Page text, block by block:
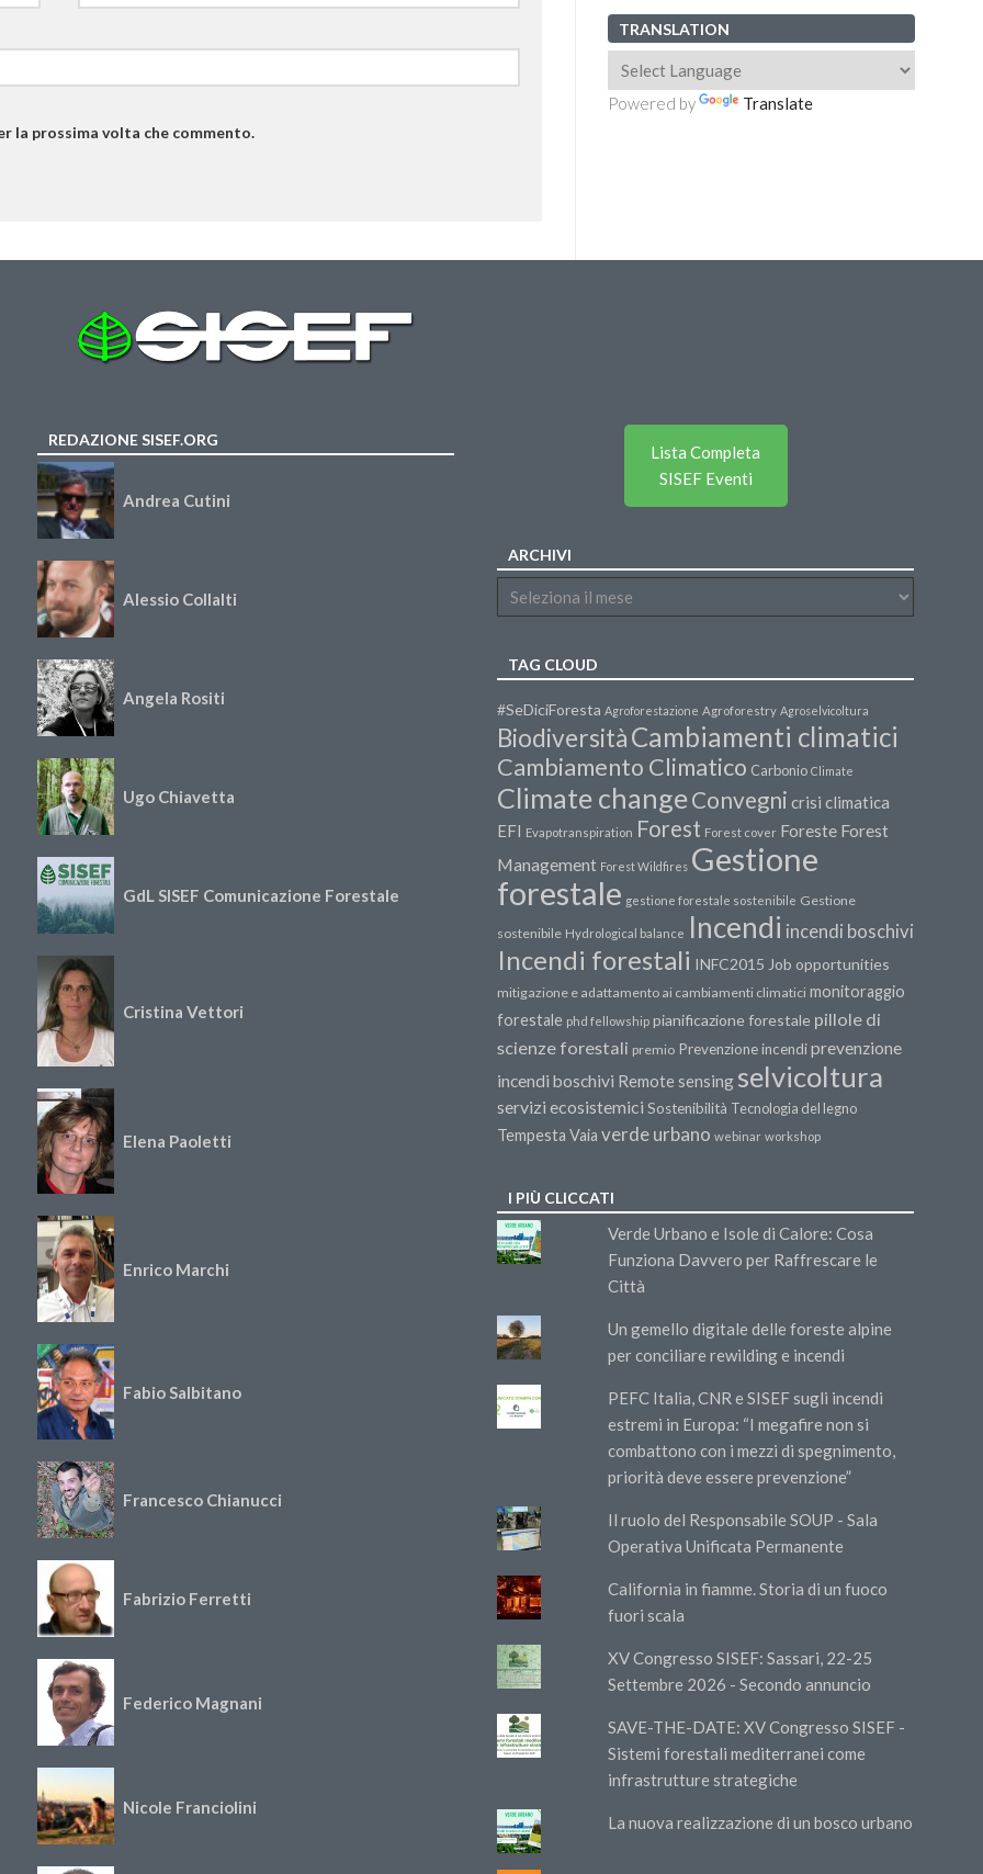
la prossima volta che commento.
TRANSLATION
Powered by Translate
REDAZIONE SISEF.ORG
Andrea Cutini
Alessio Collalti
Angela Rositi
Ugo Chiavetta
GdL SISEF Comunicazione Forestale
Cristina Vettori
Elena Paoletti
Enrico Marchi
Fabio Salbitano
Francesco Chianucci
Fabrizio Ferretti
Federico Magnani
Nicole Franciolini
Lista Completa
SISEF Eventi
ARCHIVI
TAG CLOUD
#SeDiciForesta Agroforestazione Agroforestry Agroselvicoltura
BiodiversitàCambiamenti climatici
Cambiamento Climatico Carbonio Climate
Climate changeConvegni crisi climatica
EFI Evapotranspiration Forest Forest cover Foreste Forest
Management Forest Wildfires Gestione
forestale gestione forestale sostenibile Gestione
sostenibile Hydrological balance Incendi incendi boschivi
Incendi forestali INFC2015 Job opportunities
mitigazione e adattamento ai cambiamenti climatici monitoraggio
forestale phd fellowship pianificazione forestale pillole di
scienze forestali premio Prevenzione incendiprevenzione
incendi boschivi Remote sensing selvicoltura
servizi ecosistemici Sostenibilità Tecnologia del legno
Tempesta Vaia verde urbano webinar workshop
I PIÙ CLICCATI
Verde Urbano e Isole di Calore: Cosa
Funziona Davvero per Raffrescare le
Città
Un gemello digitale delle foreste alpine
per conciliare rewilding e incendi
PEFC Italia, CNR e SISEF sugli incendi
estremi in Europa: “I megafire non si
combattono con i mezzi di spegnimento,
priorità deve essere prevenzione”
Il ruolo del Responsabile SOUP - Sala
Operativa Unificata Permanente
California in fiamme. Storia di un fuoco
fuori scala
XV Congresso SISEF: Sassari, 22-25
Settembre 2026 - Secondo annuncio
SAVE-THE-DATE: XV Congresso SISEF -
Sistemi forestali mediterranei come
infrastrutture strategiche
La nuova realizzazione di un bosco urbano